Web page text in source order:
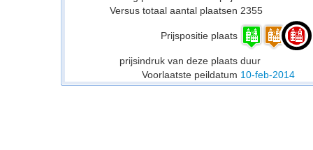
Versus totaal aantal plaatsen 2355
Prijspositie plaats
prijsindruk van deze plaats duur
Voorlaatste peildatum 10-feb-2014